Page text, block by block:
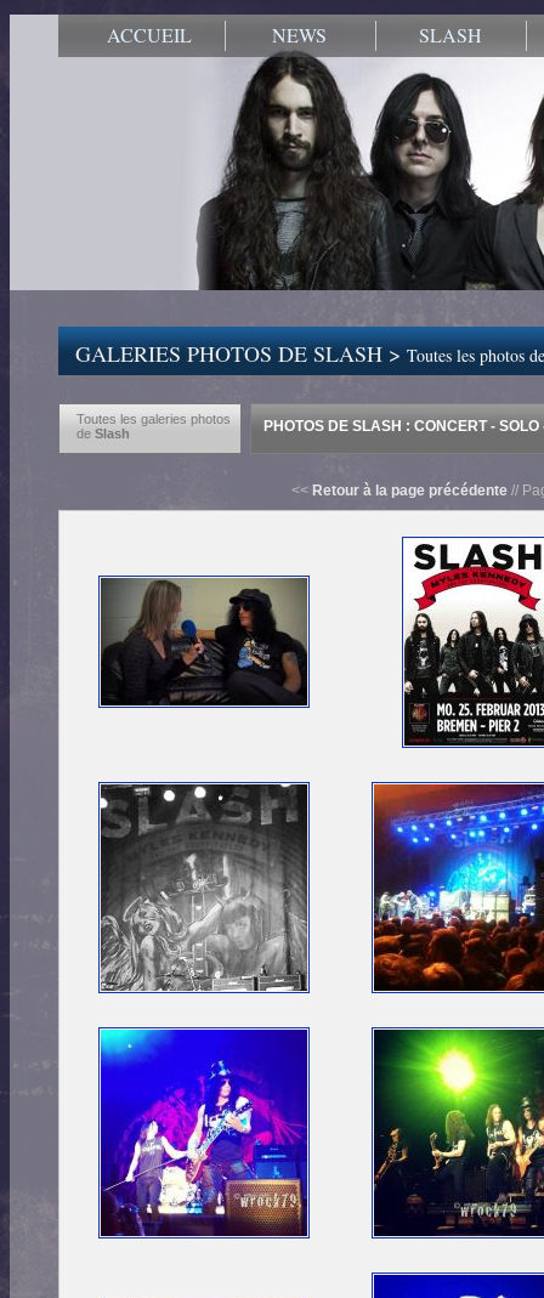
ACCUEIL NEWS SLASH
GALERIES PHOTOS DE SLASH >Toutes les photos
Toutes les galeries photos
de Slash PHOTOS DE SLASH : CONCERT -
<< Retour à la page précédente //